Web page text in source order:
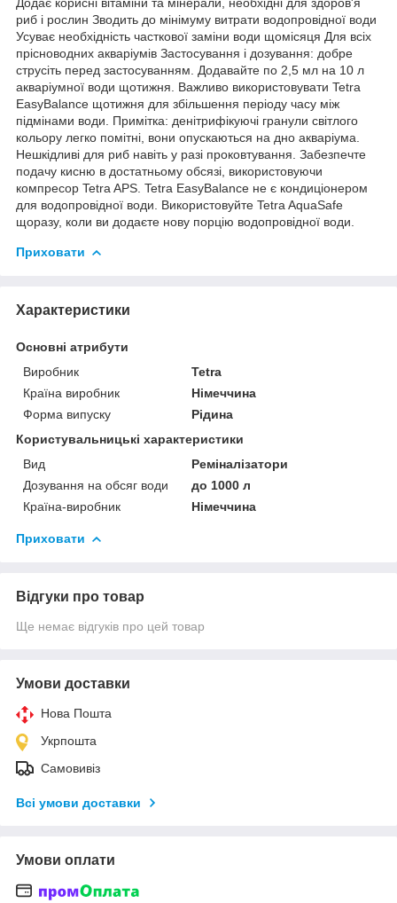
риб і рослин Зводить до мінімуму витрати водопровідної води
Усуває необхідність часткової заміни води щомісяця Для всіх
прісноводних акваріумів Застосування і дозування: добре
струсіть перед застосуванням. Додавайте по 2,5 мл на 10 л
акваріумної води щотижня. Важливо використовувати Tetra
EasyBalance щотижня для збільшення періоду часу між
підмінами води. Примітка: денітрифікуючі гранули світлого
кольору легко помітні, вони опускаються на дно акваріума.
Нешкідливі для риб навіть у разі проковтування. Забезпечте
подачу кисню в достатньому обсязі, використовуючи
компресор Tetra APS. Tetra EasyBalance не є кондиціонером
для водопровідної води. Використовуйте Tetra AquaSafe
щоразу, коли ви додаєте нову порцію водопровідної води.
Приховати
Характеристики
Основні атрибути
Виробник
Tetra
Країна виробник
Німеччина
Форма випуску
Рідина
Користувальницькі характеристики
Вид
Реміналізатори
Дозування на обсяг води
до 1000 л
Країна-виробник
Німеччина
Приховати
Відгуки про товар
Ще немає відгуків про цей товар
Умови доставки
Нова Пошта
Укрпошта
Самовивіз
Всі умови доставки
Умови оплати